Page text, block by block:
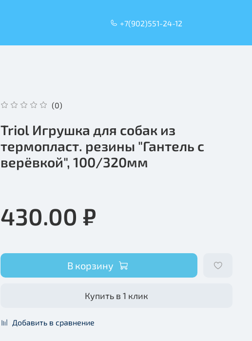
+7(902)551-24-12
(0)
Triol Игрушка для собак из
термопласт. резины "Гантель с
верёвкой", 100/320мм
430.00 ₽
В корзину
Купить в 1 клик
Добавить в сравнение